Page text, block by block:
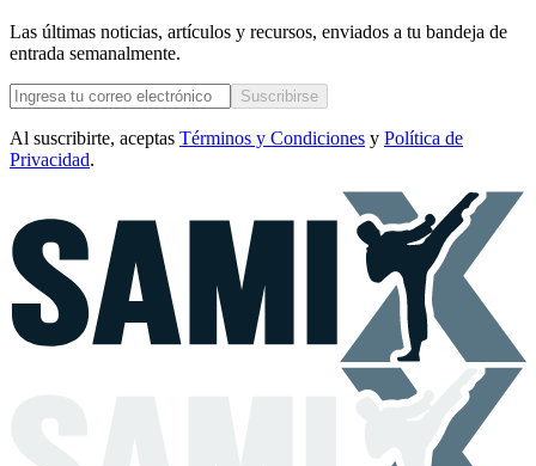
Las últimas noticias, artículos y recursos, enviados a tu bandeja de
entrada semanalmente.
Suscribirse
Al suscribirte, aceptas Términos y Condiciones y Política de
Privacidad.